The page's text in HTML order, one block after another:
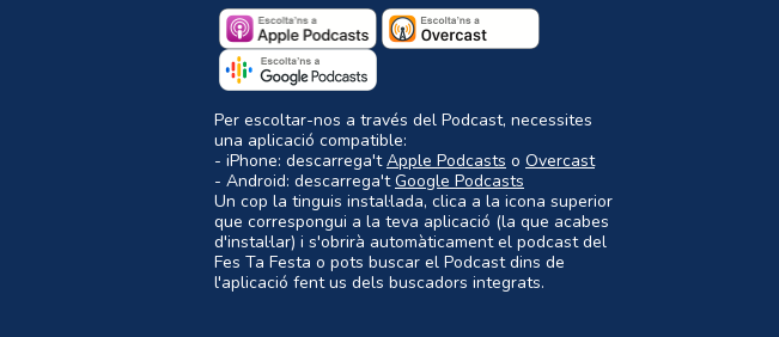
Per escoltar-nos a través del Podcast, necessites
una aplicació compatible:
- iPhone: descarrega'tApple Podcasts o Overcast
- Android: descarrega'tGoogle Podcasts
Un cop la tinguis instal·lada, clica a la icona superior
que correspongui a la teva aplicació (la que acabes
d'instal·lar) i s'obrirà automàticament el podcast del
Fes Ta Festa o pots buscar el Podcast dins de
l'aplicació fent us dels buscadors integrats.